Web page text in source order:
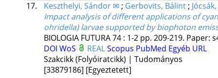
17.
Keszthelyi, Sándor ✉; Gerbovits, Bálint;
Impact analysis of different applications of
ohridella) larvae supported by biophoton
BIOLOGIA FUTURA74: 1-2 pp. 209-219. Paper:
DOI WoS REALScopus PubMed Egyéb URL
Szakcikk (Folyóiratcikk) | Tudományos
[33879186] [Egyeztetett]